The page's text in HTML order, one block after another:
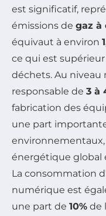
est significatif,
émissions de gaz à
équivaut à environ
ce qui est
déchets. Au niveau
responsable de 3 à
fabrication des
une part
énergétique global
La consommation
numérique est
une part de 10% de